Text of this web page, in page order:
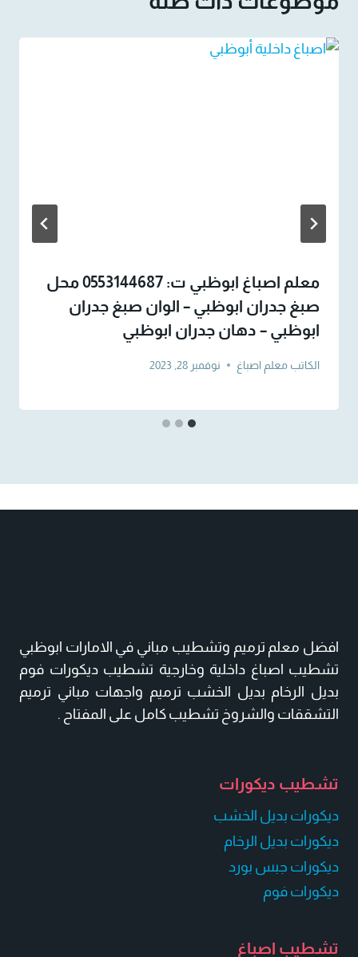
معلم اصباغ ابوظبي ت: 0553144687 محل
صبغ جدران ابوظبي – الوان صبغ جدران
ابوظبي – دهان جدران ابوظبي
الكاتب معلم اصباغ نوفمبر 28, 2023
افضل معلم ترميم وتشطيب مباني في الامارات ابوظبي
تشطيب اصباغ داخلية وخارجية تشطيب ديكورات فوم
بديل الرخام بديل الخشب ترميم واجهات مباني ترميم
التشققات والشروخ تشطيب كامل على المفتاح .
تشطيب ديكورات
ديكورات بديل الخشب
ديكورات بديل الرخام
ديكورات جبس بورد
ديكورات فوم
تشطيب اصباغ